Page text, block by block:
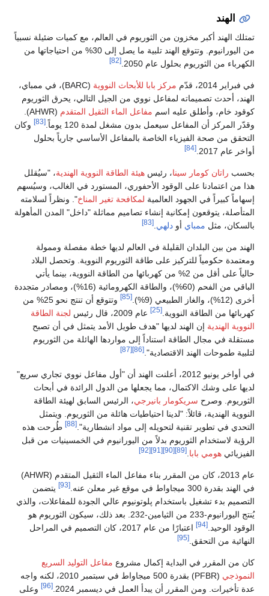
الهند
تمتلك الهند أكبر مخزون من الثوريوم في العالم، مع كميات ضئيلة نسبياً
من اليورانيوم. وتتوقع الهند تلبية ما يصل إلى 30% من احتياجاتها من
الكهرباء من الثوريوم بحلول عام 2050.
[82]
في فبراير 2014، قدّم مركز بابا للأبحاث النووية
(BARC)، في ممباي،
الهند، أحدث تصميماته لمفاعل نووي من الجيل التالي، يحرق الثوريوم
كوقود خام، وأطلق عليه اسم مفاعل الماء الثقيل المتقدم
(AHWR).
وقدّر المركز أن المفاعل سيعمل بدون مشغل لمدة 120 يوماً.
[83]
وكان
التحقق من صحة الفيزياء الخاصة بالمفاعل الأساسي جارياً بحلول
أواخر عام 2017.
[84]
بحسب راتان كومار سينا، رئيس هيئة الطاقة النووية الهندية، "سيُقلل
هذا من اعتمادنا على الوقود الأحفوري، المستورد في الغالب، وسيُسهم
إسهاماً كبيراً في الجهود العالمية لمكافحة تغير المناخ". ونظراً لسلامته
المتأصلة، يتوقعون إمكانية إنشاء تصاميم مماثلة "داخل" المدن المأهولة
بالسكان، مثل ممباي أو دلهي [83]
الهند من بين البلدان القليلة في العالم لديها خطة مفصلة وممولة
ومعتمدة حكومياً للتركيز على طاقة الثوريوم النووية. وتحصل البلاد
حالياً على أقل من 2% من كهربائها من الطاقة النووية، بينما يأتي
الباقي من الفحم (60%)، والطاقة الكهرومائية (16%)، ومصادر متجددة
أخرى (12%)، والغاز الطبيعي (9%).
[85]
وتتوقع أن تنتج نحو 25% من
كهربائها من الطاقة النووية. [25] عام 2009، قال رئيس
لجنة الطاقة
النووية الهندية إن الهند لديها "هدف طويل الأمد يتمثل في أن تصبح
مستقلة في مجال الطاقة استناداً إلى مواردها الهائلة من الثوريوم
لتلبية طموحات الهند الاقتصادية". [86]
[87]
في أواخر يونيو 2012، أعلنت الهند أن "أول مفاعل نووي تجاري سريع"
لديها على وشك الاكتمال، مما يجعلها من الدول الرائدة في أبحاث
الثوريوم. وصرح سريكومار بانيرجي، الرئيس السابق لهيئة الطاقة
النووية الهندية، قائلاً: "لدينا احتياطيات هائلة من الثوريوم. ويتمثل
التحدي في تطوير تقنية لتحويله إلى مواد انشطارية". [88]
طُرحت هذه
الرؤية لاستخدام الثوريوم بدلاً من اليورانيوم في الخمسينيات من قبل
الفيزيائي هومي بابا [89]
[90]
[91]
[92]
عام 2013، كان من المقرر بناء مفاعل الماء الثقيل المتقدم (AHWR)
في الهند بقدرة 300 ميجاواط في موقع غير معلن عنه.
[93]
يتضمن
التصميم بدء تشغيل باستخدام پلوتونيوم عالي الجودة للمفاعلات، والذي
يُنتج اليورانيوم-233 من الثيامين-232. بعد ذلك، سيكون الثوريوم هو
الوقود الوحيد. [94]
اعتبارًا من عام 2017، كان التصميم في المراحل
النهائية من التحقق. [95]
كان من المقرر في البداية إكمال مشروع مفاعل التوليد السريع
النموذجي
(PFBR) بقدرة 500 ميجاواط في سبتمبر 2010، لكنه واجه
عدة تأخيرات. ومن المقرر أن يبدأ العمل في ديسمبر 2024.
[96]
وعلى